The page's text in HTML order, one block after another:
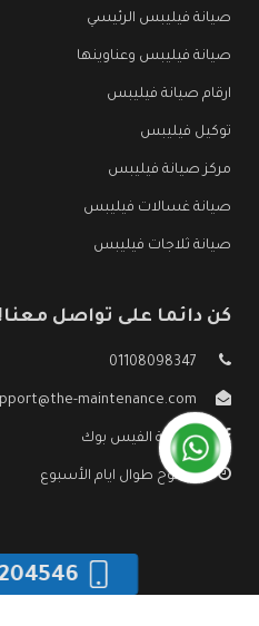
صيانة فيليبس الرئيسي
صيانة فيليبس وعناوينها
ارقام صيانة فيليبس
توكيل فيليبس
مركز صيانة فيليبس
صيانة غسالات فيليبس
صيانة ثلاجات فيليبس
كن دائما على تواصل معنا!
01108098347
maintenance.com
صفحة الفيس بوك
مفتوح طوال ايام الأسبوع